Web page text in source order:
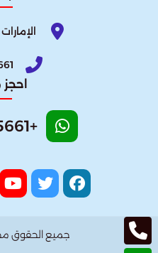
+971565545661
جميع الحقوق